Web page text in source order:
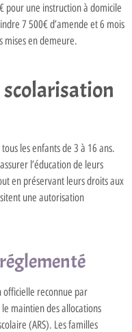
pour une instruction à domicile
7 500€ d’amende et 6 mois
mises en demeure.
scolarisation
les enfants de 3 à 16 ans.
l’éducation de leurs
en préservant leurs droits aux
une autorisation
officielle reconnue par
maintien des allocations
(ARS). Les familles